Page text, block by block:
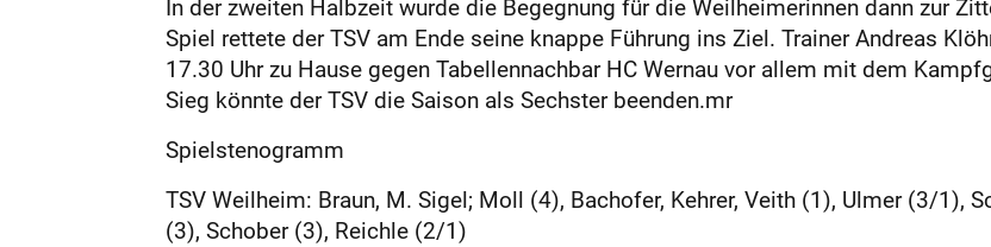
In der zweiten Halbzeit wurde die Begegnung für die Weilheimerinnen dann zur
Spiel rettete der TSV am Ende seine knappe Führung ins Ziel. Trainer Andreas
17.30 Uhr zu Hause gegen Tabellennachbar HC Wernau vor allem mit dem
Sieg könnte der TSV die Saison als Sechster beenden.mr
Spielstenogramm
TSV Weilheim: Braun, M. Sigel; Moll (4), Bach­ofer, Kehrer, Veith (1), Ulmer (3/1),
(3), Schober (3), Reichle (2/1)